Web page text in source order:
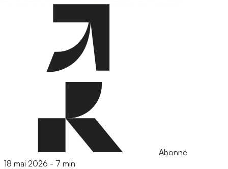
Abonné
18 mai 2026 - 7 min